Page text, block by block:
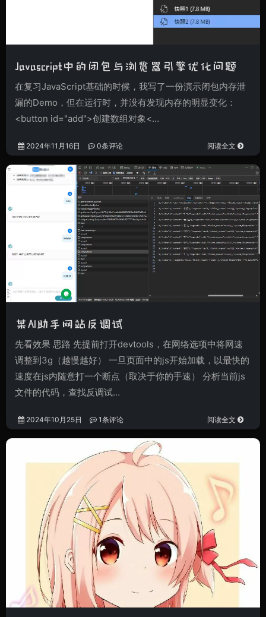
Javascript中的闭包与浏览器引擎优化问题
在复习JavaScript基础的时候，我写了一份演示闭包内存泄
漏的Demo，但在运行时，并没有发现内存的明显变化：
<button id="add">创建数组对象<…
2024年11月16日 0条评论 阅读全文
某AI助手网站反调试
先看效果 思路 先提前打开devtools，在网络选项中将网速
调整到3g（越慢越好） 一旦页面中的js开始加载，以最快的
速度在js内随意打一个断点（取决于你的手速） 分析当前js
文件的代码，查找反调试…
2024年10月25日 1条评论 阅读全文